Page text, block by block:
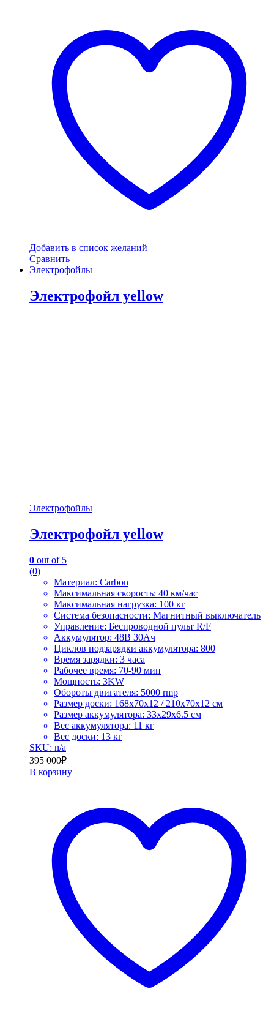
Добавить в список желаний
Сравнить
Электрофойлы
Электрофойл yellow
Электрофойлы
Электрофойл yellow
0 out of 5
(0)
Материал: Carbon
Максимальная скорость: 40 км/час
Максимальная нагрузка: 100 кг
Система безопасности: Магнитный выключатель
Управление: Беспроводной пульт R/F
Аккумулятор: 48В 30Ач
Циклов подзарядки аккумулятора: 800
Время зарядки: 3 часа
Рабочее время: 70-90 мин
Мощность: 3KW
Обороты двигателя: 5000 rmp
Размер доски: 168х70х12 / 210х70х12 cм
Размер аккумулятора: 33х29х6.5 cм
Вес аккумулятора: 11 кг
Вес доски: 13 кг
SKU: n/a
395 000₽
В корзину